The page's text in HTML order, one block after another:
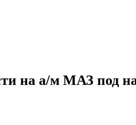
на а/м МАЗ под